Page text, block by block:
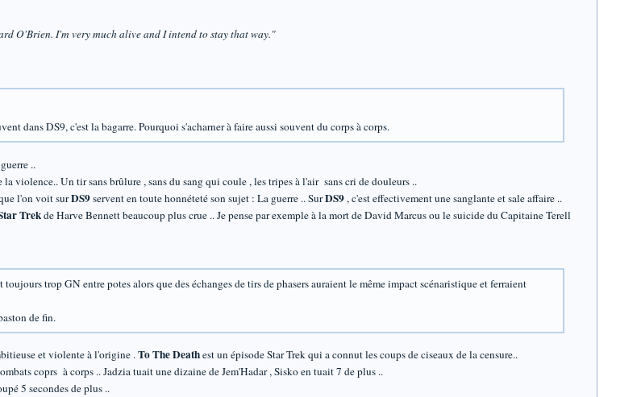
O'Brien. I'm very much alive and I intend to stay that way."
dans DS9, c'est la bagarre. Pourquoi s'acharner à faire aussi souvent du corps à corps.
..
la violence.. Un tir sans brûlure , sans du sang qui coule , les tripes à l'air sans cri de douleurs ..
l'on voit surDS9servent en toute honnéteté son sujet : La guerre .. SurDS9, c'est effectivement une sanglante et sale affaire ..
Trekde Harve Bennett beaucoup plus crue .. Je pense par exemple à la mort de David Marcus ou le suicide du Capitaine Terell
trop GN entre potes alors que des échanges de tirs de phasers auraient le même impact scénaristique et ferraient
de fin.
et violente à l'origine .To The Deathest un épisode Star Trek qui a connut les coups de ciseaux de la censure..
coprs à corps .. Jadzia tuait une dizaine de Jem'Hadar , Sisko en tuait 7 de plus ..
5 secondes de plus ..